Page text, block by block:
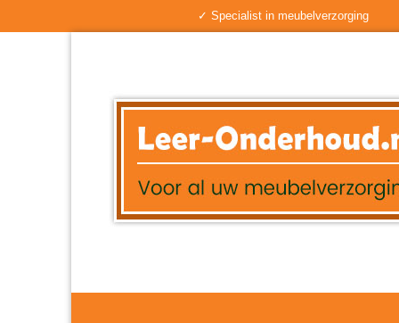
✓ Specialist in meubelverzorging